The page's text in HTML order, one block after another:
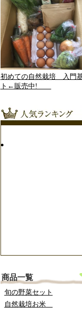
初めての自然栽培 入門
ト←販売中!
商品一覧
旬の野菜セット
自然栽培お米